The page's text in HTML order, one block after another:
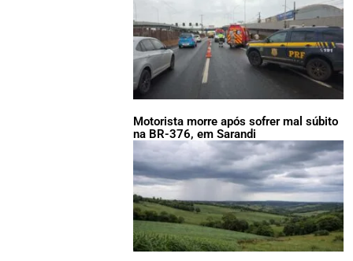
Motorista morre após sofrer mal súbito
na BR-376, em Sarandi